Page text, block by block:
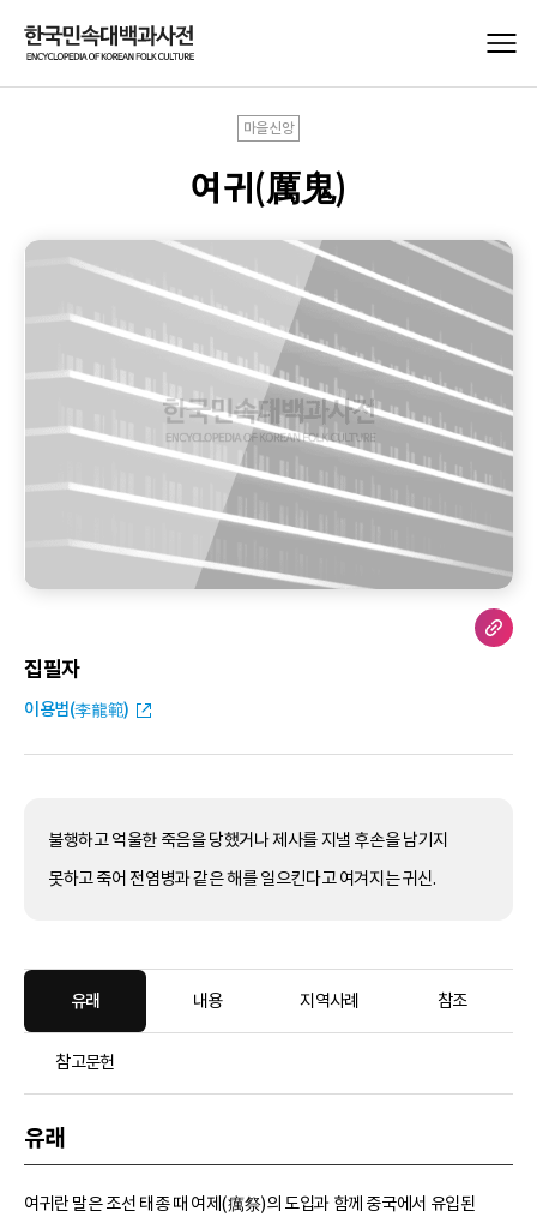
마을신앙
여귀(厲鬼)
집필자
이용범(李龍範)
불행하고 억울한 죽음을 당했거나 제사를 지낼 후손을 남기지
못하고 죽어 전염병과 같은 해를 일으킨다고 여겨지는 귀신.
유래 내용 지역사례 참조
참고문헌
유래
여귀란 말은 조선 태종 때 여제(癘祭)의 도입과 함께 중국에서 유입된